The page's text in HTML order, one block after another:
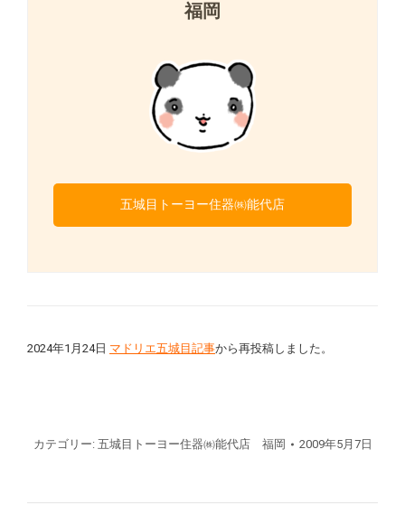
福岡
五城目トーヨー住器㈱能代店
2024年1月24日 マドリエ五城目記事から再投稿しました。
カテゴリー: 五城目トーヨー住器㈱能代店 福岡 2009年5月7日